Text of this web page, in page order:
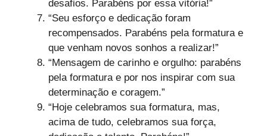
desafios. Parabéns por essa vitória!”
“Seu esforço e dedicação foram
recompensados. Parabéns pela formatura e
que venham novos sonhos a realizar!”
“Mensagem de carinho e orgulho: parabéns
pela formatura e por nos inspirar com sua
determinação e coragem.”
“Hoje celebramos sua formatura, mas,
acima de tudo, celebramos sua força,